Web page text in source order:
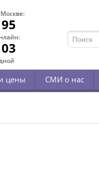
цены СМИ о нас